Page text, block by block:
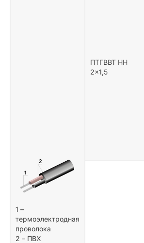
1 –
термоэлектродная
проволока
2 – ПВХ
ПТГВВТ НН
2×1,5